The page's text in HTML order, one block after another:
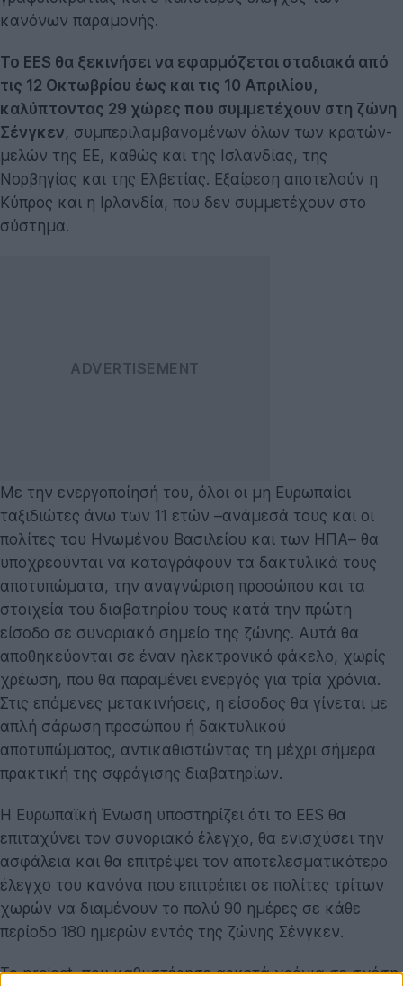
κανόνων παραμονής.
Το EES θα ξεκινήσει να εφαρμόζεται σταδιακά από
τις 12 Οκτωβρίου έως και τις 10 Απριλίου,
καλύπτοντας 29 χώρες που συμμετέχουν στη ζώνη
Σένγκεν, συμπεριλαμβανομένων όλων των κρατών-
μελών της ΕΕ, καθώς και της Ισλανδίας, της
Νορβηγίας και της Ελβετίας. Εξαίρεση αποτελούν η
Κύπρος και η Ιρλανδία, που δεν συμμετέχουν στο
σύστημα.
Με την ενεργοποίησή του, όλοι οι μη Ευρωπαίοι
ταξιδιώτες άνω των 11 ετών –ανάμεσά τους και οι
πολίτες του Ηνωμένου Βασιλείου και των ΗΠΑ– θα
υποχρεούνται να καταγράφουν τα δακτυλικά τους
αποτυπώματα, την αναγνώριση προσώπου και τα
στοιχεία του διαβατηρίου τους κατά την πρώτη
είσοδο σε συνοριακό σημείο της ζώνης. Αυτά θα
αποθηκεύονται σε έναν ηλεκτρονικό φάκελο, χωρίς
χρέωση, που θα παραμένει ενεργός για τρία χρόνια.
Στις επόμενες μετακινήσεις, η είσοδος θα γίνεται με
απλή σάρωση προσώπου ή δακτυλικού
αποτυπώματος, αντικαθιστώντας τη μέχρι σήμερα
πρακτική της σφράγισης διαβατηρίων.
Η Ευρωπαϊκή Ένωση υποστηρίζει ότι το EES θα
επιταχύνει τον συνοριακό έλεγχο, θα ενισχύσει την
ασφάλεια και θα επιτρέψει τον αποτελεσματικότερο
έλεγχο του κανόνα που επιτρέπει σε πολίτες τρίτων
χωρών να διαμένουν το πολύ 90 ημέρες σε κάθε
περίοδο 180 ημερών εντός της ζώνης Σένγκεν.
Το project, που καθυστέρησε αρκετά χρόνια σε σχέση